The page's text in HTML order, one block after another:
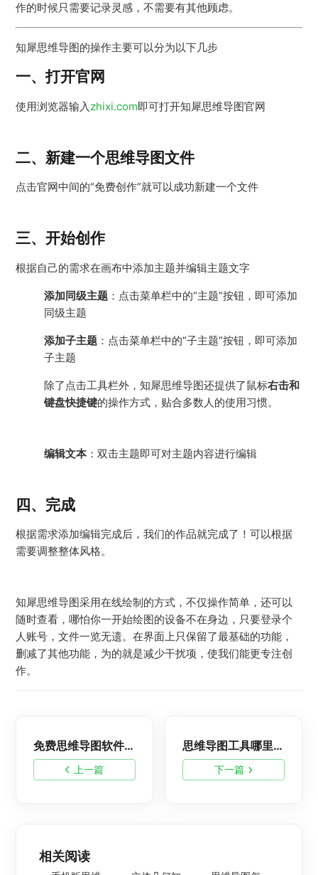
作的时候只需要记录灵感，不需要有其他顾虑。
知犀思维导图的操作主要可以分为以下几步
一、打开官网
使用浏览器输入zhixi.com即可打开知犀思维导图官网
二、新建一个思维导图文件
点击官网中间的“免费创作”就可以成功新建一个文件
三、开始创作
根据自己的需求在画布中添加主题并编辑主题文字
添加同级主题 ：点击菜单栏中的“主题”按钮，即可添加
同级主题
添加子主题 ：点击菜单栏中的“子主题”按钮，即可添加
子主题
除了点击工具栏外，知犀思维导图还提供了鼠标右击和
键盘快捷键的操作方式，贴合多数人的使用习惯。
编辑文本：双击主题即可对主题内容进行编辑
四、完成
根据需求添加编辑完成后，我们的作品就完成了！可以根据
需要调整整体风格。
知犀思维导图采用在线绘制的方式，不仅操作简单，还可以
随时查看，哪怕你一开始绘图的设备不在身边，只要登录个
人账号，文件一览无遗。在界面上只保留了最基础的功能，
删减了其他功能，为的就是减少干扰项，使我们能更专注创
作。
上一篇
免费思维导图软件哪个好用？不如试试这款
下一篇
思维导图工具哪里有下载？
相关阅读